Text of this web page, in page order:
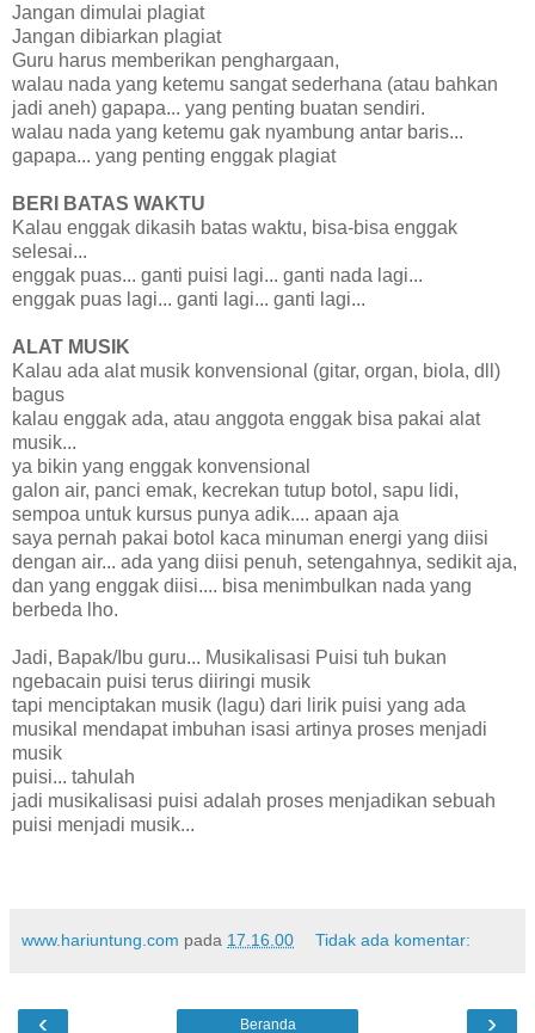
Jangan dimulai plagiat
Jangan dibiarkan plagiat
Guru harus memberikan penghargaan,
walau nada yang ketemu sangat sederhana (atau bahkan
jadi aneh) gapapa... yang penting buatan sendiri.
walau nada yang ketemu gak nyambung antar baris...
gapapa... yang penting enggak plagiat
BERI BATAS WAKTU
Kalau enggak dikasih batas waktu, bisa-bisa enggak
selesai...
enggak puas... ganti puisi lagi... ganti nada lagi...
enggak puas lagi... ganti lagi... ganti lagi...
ALAT MUSIK
Kalau ada alat musik konvensional (gitar, organ, biola, dll)
bagus
kalau enggak ada, atau anggota enggak bisa pakai alat
musik...
ya bikin yang enggak konvensional
galon air, panci emak, kecrekan tutup botol, sapu lidi,
sempoa untuk kursus punya adik.... apaan aja
saya pernah pakai botol kaca minuman energi yang diisi
dengan air... ada yang diisi penuh, setengahnya, sedikit aja,
dan yang enggak diisi.... bisa menimbulkan nada yang
berbeda lho.
Jadi, Bapak/Ibu guru... Musikalisasi Puisi tuh bukan
ngebacain puisi terus diiringi musik
tapi menciptakan musik (lagu) dari lirik puisi yang ada
musikal mendapat imbuhan isasi artinya proses menjadi
musik
puisi... tahulah
jadi musikalisasi puisi adalah proses menjadikan sebuah
puisi menjadi musik...
www.hariuntung.com pada 17.16.00 Tidak ada komentar:
‹ ›
Beranda